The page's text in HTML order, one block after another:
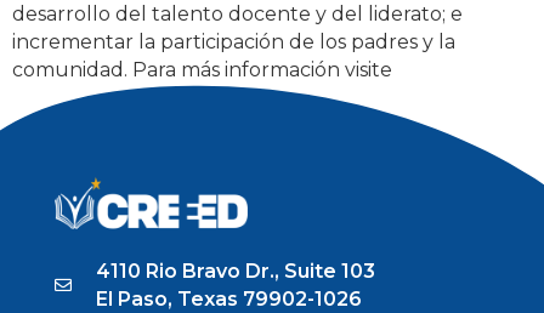
desarrollo del talento docente y del liderato; e
incrementar la participación de los padres y la
comunidad. Para más información visite
www.creeed.org
4110 Rio Bravo Dr., Suite 103
El Paso, Texas 79902-1026